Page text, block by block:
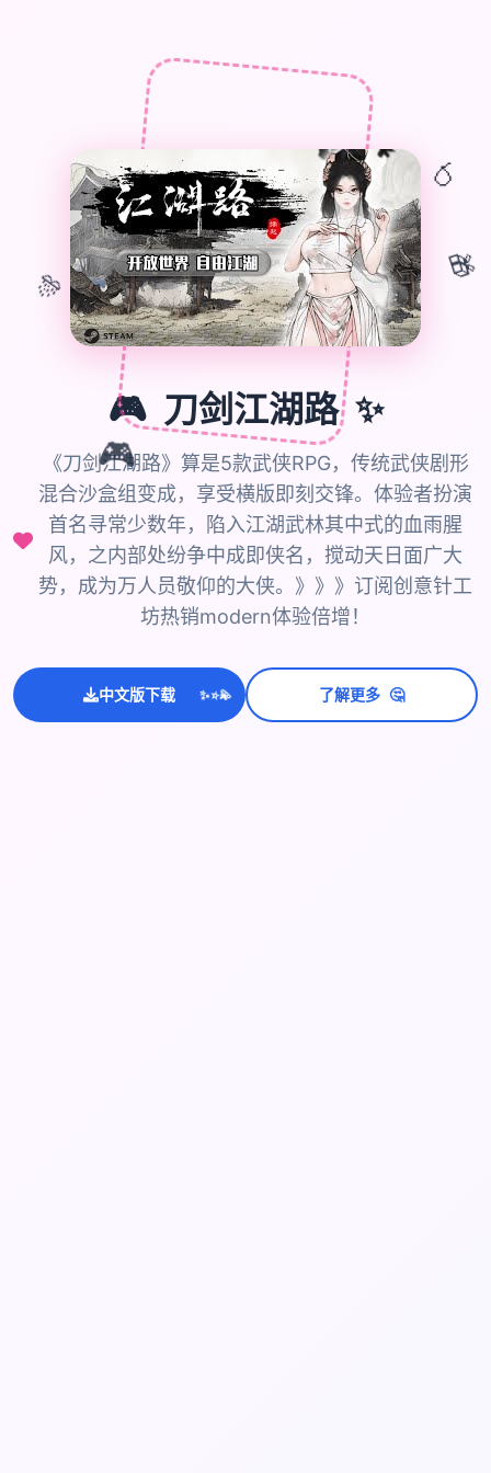
🎮
🎮 刀剑江湖路 ✨
《刀剑江湖路》算是5款武侠RPG，传统武侠剧形
混合沙盒组变成，享受横版即刻交锋。体验者扮演
首名寻常少数年，陷入江湖武林其中式的血雨腥
风，之内部处纷争中成即侠名，搅动天日面广大
势，成为万人员敬仰的大侠。》》》订阅创意针工
坊热销modern体验倍增！
中文版下载 ✨
⭐💫 了解更多 🤔
🎈
🎊 🎁